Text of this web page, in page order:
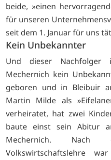
beide, »einen
für unseren
seit dem 1. Januar für uns
Kein Unbekannter
Und dieser Nachfolger
Mechernich kein
geboren und in Bleibuir
Martin Milde als
verheiratet, hat zwei
baute einst sein Abitur
Mechernich.
Volkswirtschaftslehre